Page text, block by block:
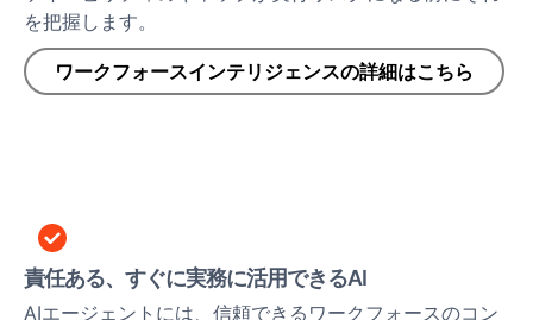
を把握します。
ワークフォースインテリジェンスの詳細はこちら
責任ある、すぐに実務に活用できるAI
AIエージェントには、信頼できるワークフォースのコン